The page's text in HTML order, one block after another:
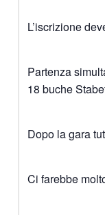
L’iscrizione
Partenza
18 buche
Dopo la gara
Ci farebbe